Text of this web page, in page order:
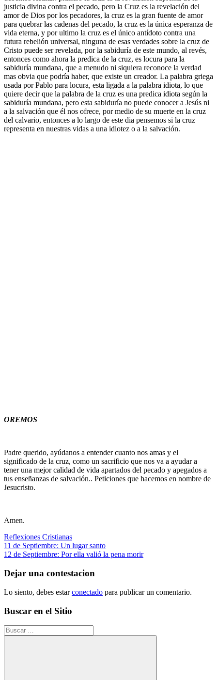
justicia divina contra el pecado, pero la Cruz es la revelación del
amor de Dios por los pecadores, la cruz es la gran fuente de amor
para quebrar las cadenas del pecado, la cruz es la única esperanza de
vida eterna, y por ultimo la cruz es el único antídoto contra una
futura rebelión universal, ninguna de esas verdades sobre la cruz de
Cristo puede ser revelada, por la sabiduría de este mundo, al revés,
entonces como ahora la predica de la cruz, es locura para la
sabiduría mundana, que a menudo ni siquiera reconoce la verdad
mas obvia que podría haber, que existe un creador. La palabra griega
usada por Pablo para locura, esta ligada a la palabra idiota, lo que
quiere decir que la palabra de la cruz es una predica idiota según la
sabiduría mundana, pero esta sabiduría no puede conocer a Jesús ni
a la salvación que él nos ofrece, por medio de su muerte en la cruz
del calvario, entonces a lo largo de este dia pensemos si la cruz
representa en nuestras vidas a una idiotez o a la salvación.
OREMOS
Padre querido, ayúdanos a entender cuanto nos amas y el
significado de la cruz, como un sacrificio que nos va a ayudar a
tener una mejor calidad de vida apartados del pecado y apegados a
tus enseñanzas de salvación.. Peticiones que hacemos en nombre de
Jesucristo.
Amen.
Reflexiones Cristianas
Navegación
de
entradas
Entrada
anterior:
11 de Septiembre: Un lugar santo
Siguiente
12 de Septiembre: Por ella valió la pena morir
Dejar una contestacion
Lo siento, debes estarconectado para publicar un comentario.
Buscar en el Sitio
Buscar: